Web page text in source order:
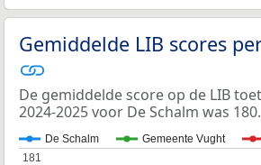
Gemiddelde LIB scores
De gemiddelde score op de LIB
2024-2025 voor De Schalm was 180.
De Schalm Gemeente Vught
181
181